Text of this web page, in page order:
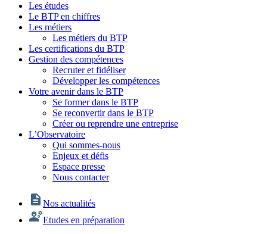
Les études
Le BTP en chiffres
Les métiers
Les métiers du BTP
Les certifications du BTP
Gestion des compétences
Recruter et fidéliser
Développer les compétences
Votre avenir dans le BTP
Se former dans le BTP
Se reconvertir dans le BTP
Créer ou reprendre une entreprise
L’Observatoire
Qui sommes-nous
Enjeux et défis
Espace presse
Nous contacter
Nos actualités
Etudes en préparation